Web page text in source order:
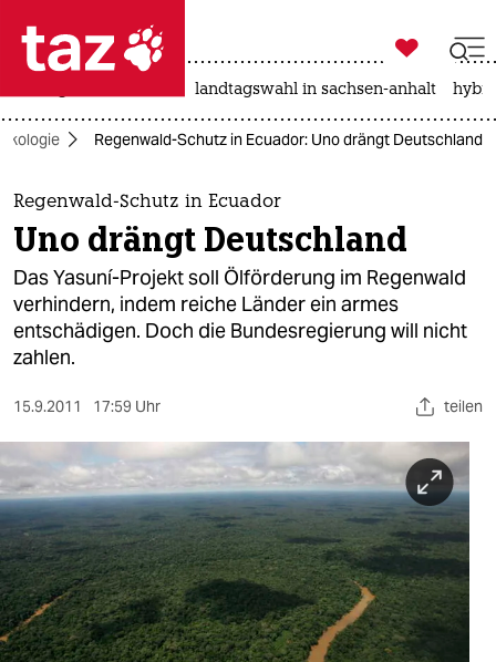
 taz zahl ich
taz zahl ich
themen
politik
öko
gesellschaft
kultur
sport
berlin
nord
wahrheit
verlag

taz zahl ich
landtagswahl in sachsen-anhalt
Regenwald-Schutz in Ecuador: Uno drängt Deutschland
Regenwald-Schutz in Ecuador
Uno drängt Deutschland
Das Yasuní-Projekt soll Ölförderung im Regenwald
verhindern, indem reiche Länder ein armes
entschädigen. Doch die Bundesregierung will nicht
zahlen.
15.9.2011 17:59 Uhr teilen